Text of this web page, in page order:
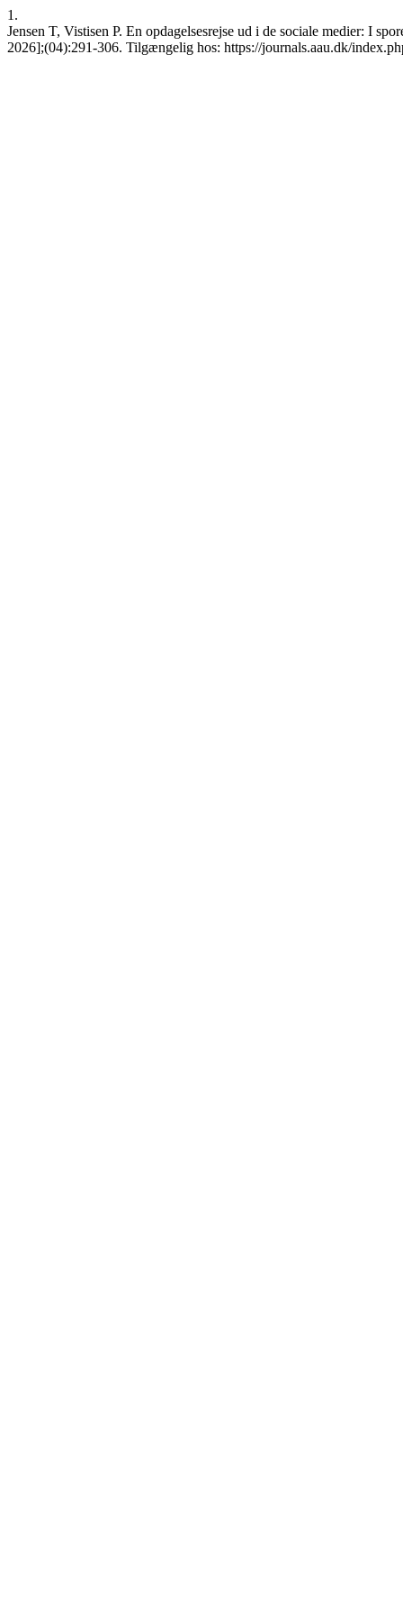
1.
Jensen T, Vistisen P. En opdagelsesrejse ud i de sociale medier: I
2026];(04):291-306. Tilgængelig hos: https://journals.aau.dk/